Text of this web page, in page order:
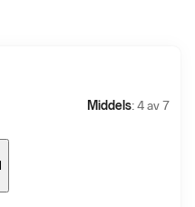
Middels: 4 av 7